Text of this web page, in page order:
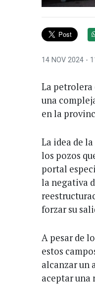
14 NOV 2024 -
La petrolera
una
en la
La idea de
los pozos
portal
la negativa
forzar su
A pesar de
estos
alcanzar un
aceptar una